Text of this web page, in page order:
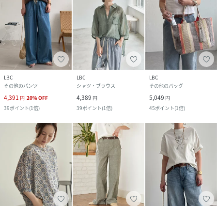
LBC
その他のパンツ
4,391 円 20%OFF
39ポイント(1倍)
LBC
シャツ・ブラウス
4,389 円
39ポイント(1倍)
LBC
その他のバッグ
5,049 円
45ポイント(1倍)